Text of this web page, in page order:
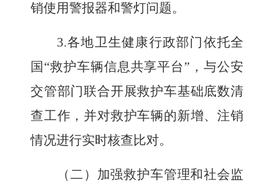
销使用警报器和警灯问题。
3.各地卫生健康行政部门依托全
国 “救护车辆信息共享平台” ，与公安
交管部门联合开展救护车基础底数清
查工作，并对救护车辆的新增、注销
情况进行实时核查比对。
（二）加强救护车管理和社会监